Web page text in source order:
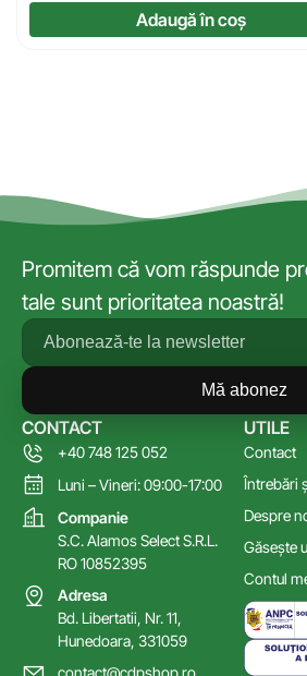
Adaugă în coș
Promitem că vom răspunde
tale sunt prioritatea noastră!
Mă abonez
UTILE
Contact
Întrebări
Despre
Găsește
Contul
CONTACT
+40 748 125 052
Luni – Vineri: 09:00-17:00
Companie
S.C. Alamos Select S.R.L.
RO 10852395
Adresa
Bd. Libertatii, Nr. 11,
Hunedoara, 331059
contact@cdpshop.ro